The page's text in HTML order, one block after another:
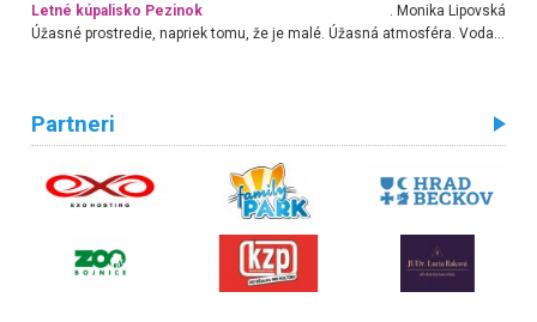
Letné kúpalisko Pezinok
. Monika Lipovská
Úžasné prostredie, napriek tomu, že je malé. Úžasná atmosféra. Voda fantastická a nádherná. Ľudí je pomerne veľa, ale su mili a ohľaduplní. Je veľmi zaujímavé sledovať, ako dokážu spolu športovať cudzí ľudia a bez ohľadu na vek. Vládne tu pohoda. Vnuka neviem dostať z vody. Ďakujem za krásny deň . Urcite sa sem vrátim. Jediný problém je s parkovaním, ale aj ten sa mi podarilo vyriešiť. Monika Bratislava
Partneri